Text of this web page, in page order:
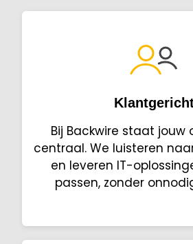
Bij Backwire staat jouw
centraal. We luisteren
en leveren IT-
passen, zonder